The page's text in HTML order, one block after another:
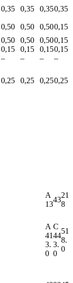
0,35 0,35 0,350,35
0,50 0,50 0,500,15
0,50 0,50 0,500,15
0,15 0,15 0,150,15
– – –
–
0,25 0,25 0,250,25
A
13
43
21
8
A
41
3.
0
C
44
3.
0
51
8.
0